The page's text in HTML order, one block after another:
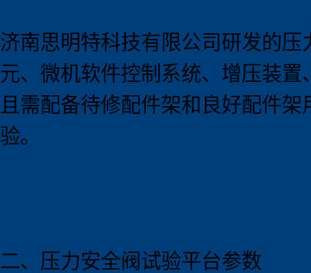
济南思明特科技有限公司研发的压
元、微机软件控制系统、增压装
且需配备待修配件架和良好配件
验。
二、压力安全阀试验平台参数